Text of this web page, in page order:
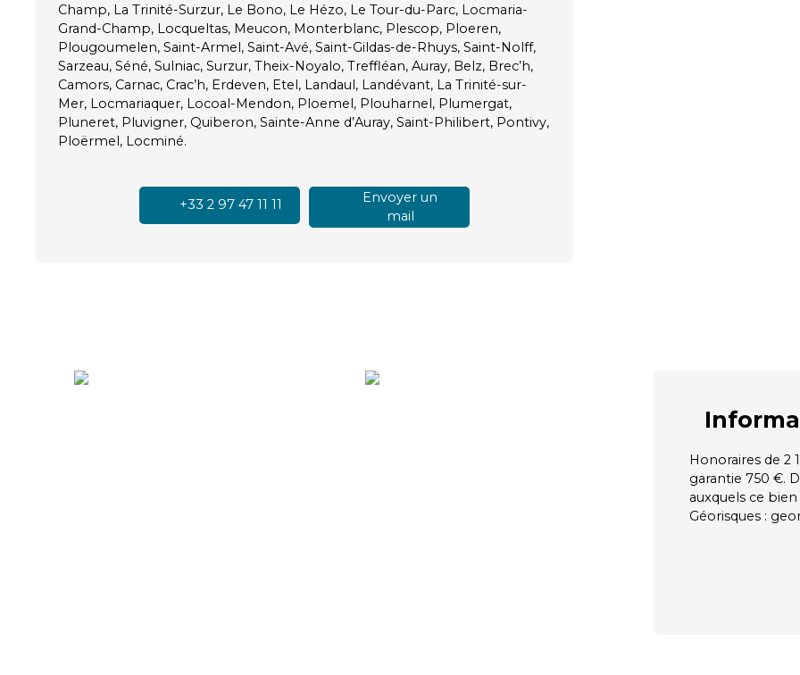
Champ, La Trinité-Surzur, Le Bono, Le Hézo, Le Tour-du-Parc, Locmaria-
Grand-Champ, Locqueltas, Meucon, Monterblanc, Plescop, Ploeren,
Plougoumelen, Saint-Armel, Saint-Avé, Saint-Gildas-de-Rhuys, Saint-Nolff,
Sarzeau, Séné, Sulniac, Surzur, Theix-Noyalo, Treffléan, Auray, Belz, Brec’h,
Camors, Carnac, Crac’h, Erdeven, Etel, Landaul, Landévant, La Trinité-sur-
Mer, Locmariaquer, Locoal-Mendon, Ploemel, Plouharnel, Plumergat,
Pluneret, Pluvigner, Quiberon, Sainte-Anne d’Auray, Saint-Philibert, Pontivy,
Ploërmel, Locminé.
+33 2 97 47 11 11
Envoyer un
mail
Honoraires de 2
garantie 750 €.
auxquels ce
Géorisques :